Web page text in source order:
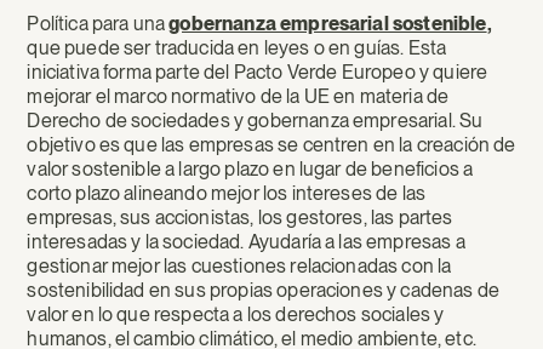
Política para unagobernanza empresarial sostenible,
que puede ser traducida en leyes o en guías. Esta
iniciativa forma parte del Pacto Verde Europeo y quiere
mejorar el marco normativo de la UE en materia de
Derecho de sociedades y gobernanza empresarial. Su
objetivo es que las empresas se centren en la creación de
valor sostenible a largo plazo en lugar de beneficios a
corto plazo alineando mejor los intereses de las
empresas, sus accionistas, los gestores, las partes
interesadas y la sociedad. Ayudaría a las empresas a
gestionar mejor las cuestiones relacionadas con la
sostenibilidad en sus propias operaciones y cadenas de
valor en lo que respecta a los derechos sociales y
humanos, el cambio climático, el medio ambiente, etc.